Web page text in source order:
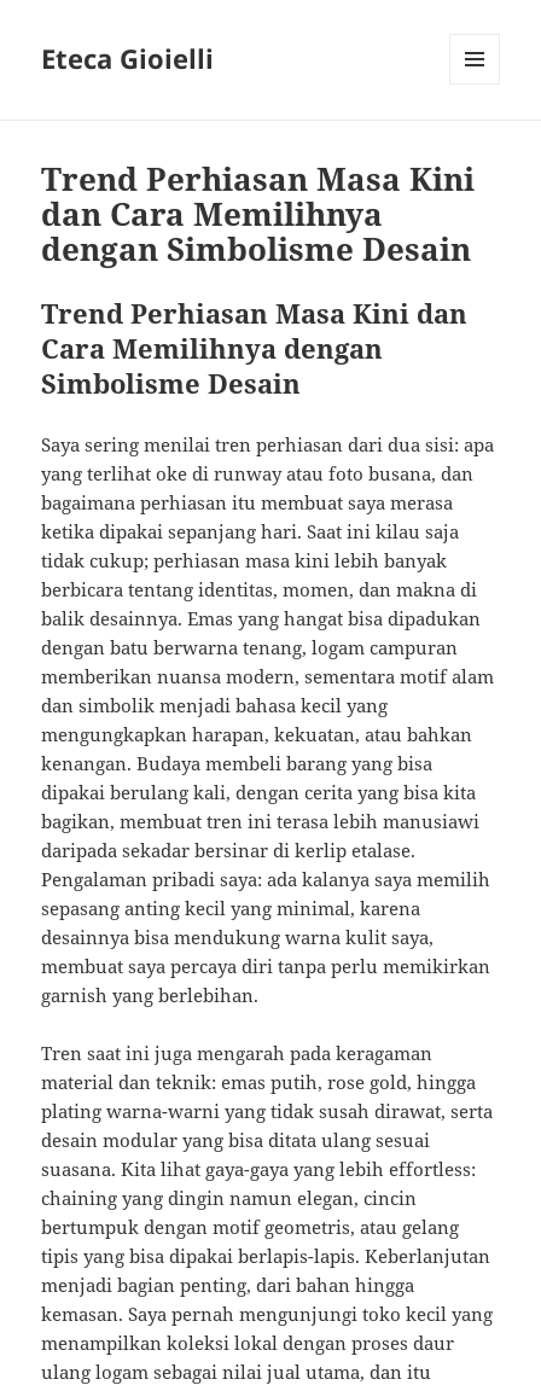
Eteca Gioielli
Trend Perhiasan Masa Kini
dan Cara Memilihnya
dengan Simbolisme Desain
Trend Perhiasan Masa Kini dan
Cara Memilihnya dengan
Simbolisme Desain
Saya sering menilai tren perhiasan dari dua sisi: apa
yang terlihat oke di runway atau foto busana, dan
bagaimana perhiasan itu membuat saya merasa
ketika dipakai sepanjang hari. Saat ini kilau saja
tidak cukup; perhiasan masa kini lebih banyak
berbicara tentang identitas, momen, dan makna di
balik desainnya. Emas yang hangat bisa dipadukan
dengan batu berwarna tenang, logam campuran
memberikan nuansa modern, sementara motif alam
dan simbolik menjadi bahasa kecil yang
mengungkapkan harapan, kekuatan, atau bahkan
kenangan. Budaya membeli barang yang bisa
dipakai berulang kali, dengan cerita yang bisa kita
bagikan, membuat tren ini terasa lebih manusiawi
daripada sekadar bersinar di kerlip etalase.
Pengalaman pribadi saya: ada kalanya saya memilih
sepasang anting kecil yang minimal, karena
desainnya bisa mendukung warna kulit saya,
membuat saya percaya diri tanpa perlu memikirkan
garnish yang berlebihan.
Tren saat ini juga mengarah pada keragaman
material dan teknik: emas putih, rose gold, hingga
plating warna-warni yang tidak susah dirawat, serta
desain modular yang bisa ditata ulang sesuai
suasana. Kita lihat gaya-gaya yang lebih effortless:
chaining yang dingin namun elegan, cincin
bertumpuk dengan motif geometris, atau gelang
tipis yang bisa dipakai berlapis-lapis. Keberlanjutan
menjadi bagian penting, dari bahan hingga
kemasan. Saya pernah mengunjungi toko kecil yang
menampilkan koleksi lokal dengan proses daur
ulang logam sebagai nilai jual utama, dan itu